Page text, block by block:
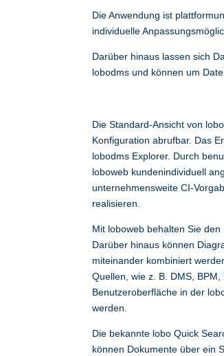
Die Anwendung ist
individuelle
Darüber hinaus lassen sich
lobodms und können um
Die Standard-Ansicht von
Konfiguration abrufbar. Das
lobodms Explorer. Durch
loboweb kundenindividuell
unternehmensweite CI-
realisieren.
Mit loboweb behalten Sie
Darüber hinaus können
miteinander kombiniert
Quellen, wie z. B. DMS,
Benutzeroberfläche in der
werden.
Die bekannte lobo Quick
können Dokumente über ein